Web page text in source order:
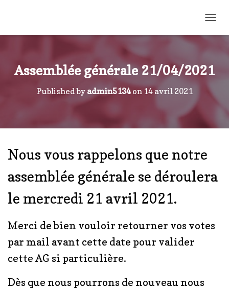
Assemblée générale 21/04/2021
Published by admin5134on 14 avril 2021
Nous vous rappelons que notre
assemblée générale se déroulera
le mercredi 21 avril 2021.
Merci de bien vouloir retourner vos votes
par mail avant cette date pour valider
cette AG si particulière.
Dès que nous pourrons de nouveau nous